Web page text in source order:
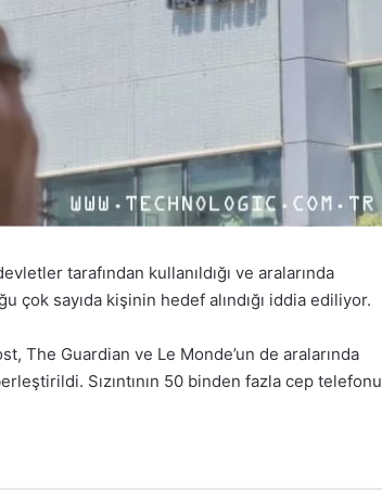
tarafından kullanıldığı ve aralarında
sayıda kişinin hedef alındığı iddia ediliyor.
The Guardian ve Le Monde’un de aralarında
Sızıntının 50 binden fazla cep telefonu